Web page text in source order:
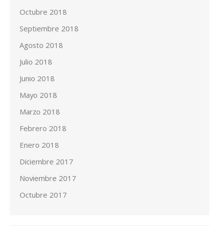
Octubre 2018
Septiembre 2018
Agosto 2018
Julio 2018
Junio 2018
Mayo 2018
Marzo 2018
Febrero 2018
Enero 2018
Diciembre 2017
Noviembre 2017
Octubre 2017